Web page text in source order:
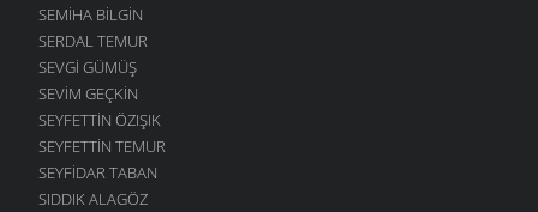
SEMIHA BILGIN
SERDAL TEMUR
SEVGI GÜMÜŞ
SEVIM GEÇKIN
SEYFETTIN ÖZIŞIK
SEYFETTIN TEMUR
SEYFIDAR TABAN
SIDDIK ALAGÖZ